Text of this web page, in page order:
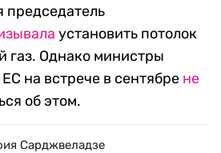
председатель
установить потолок
газ. Однако министры
на встрече в сентябре не
об этом.
Сарджвеладзе